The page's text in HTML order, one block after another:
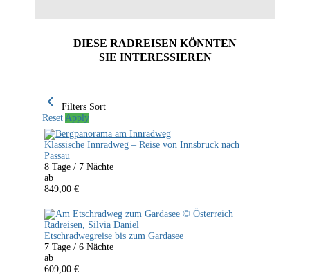
DIESE RADREISEN KÖNNTEN
SIE INTERESSIEREN
Filters Sort
Reset Apply
Klassische Innradweg – Reise von Innsbruck nach
Passau
8 Tage / 7 Nächte
ab
849,00 €
Etschradwegreise bis zum Gardasee
7 Tage / 6 Nächte
ab
609,00 €